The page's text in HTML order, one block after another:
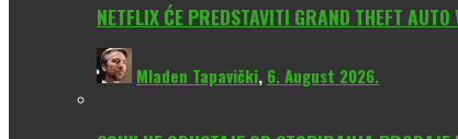
NETFLIX ĆE PREDSTAVITI GRAND THEFT
Mladen Tapavički, 6. August 2026.